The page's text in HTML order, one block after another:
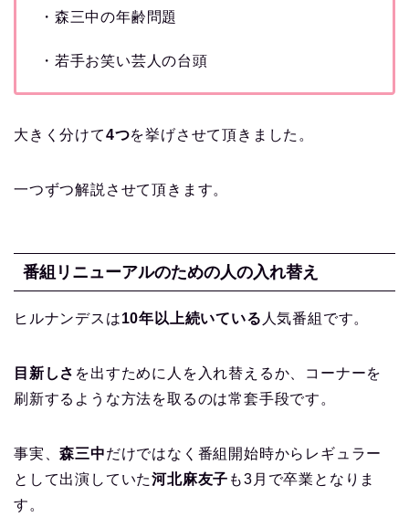
・森三中の年齢問題
・若手お笑い芸人の台頭
大きく分けて4つを挙げさせて頂きました。
一つずつ解説させて頂きます。
番組リニューアルのための人の入れ替え
ヒルナンデスは10年以上続いている 人気番組です。
目新しさ を出すために人を入れ替えるか、コーナーを
刷新するような方法を取るのは常套手段です。
事実、森三中だけではなく番組開始時からレギュラー
として出演していた河北麻友子 も3月で卒業となりま
す。